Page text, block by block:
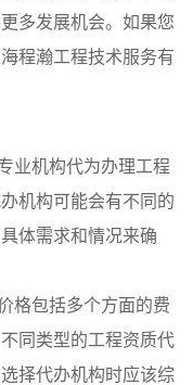
多发展机会。如果您
程瀚工程技术服务有
业机构代为办理工程
机构可能会有不同的
体需求和情况来确
格包括多个方面的费
同类型的工程资质代
择代办机构时应该综